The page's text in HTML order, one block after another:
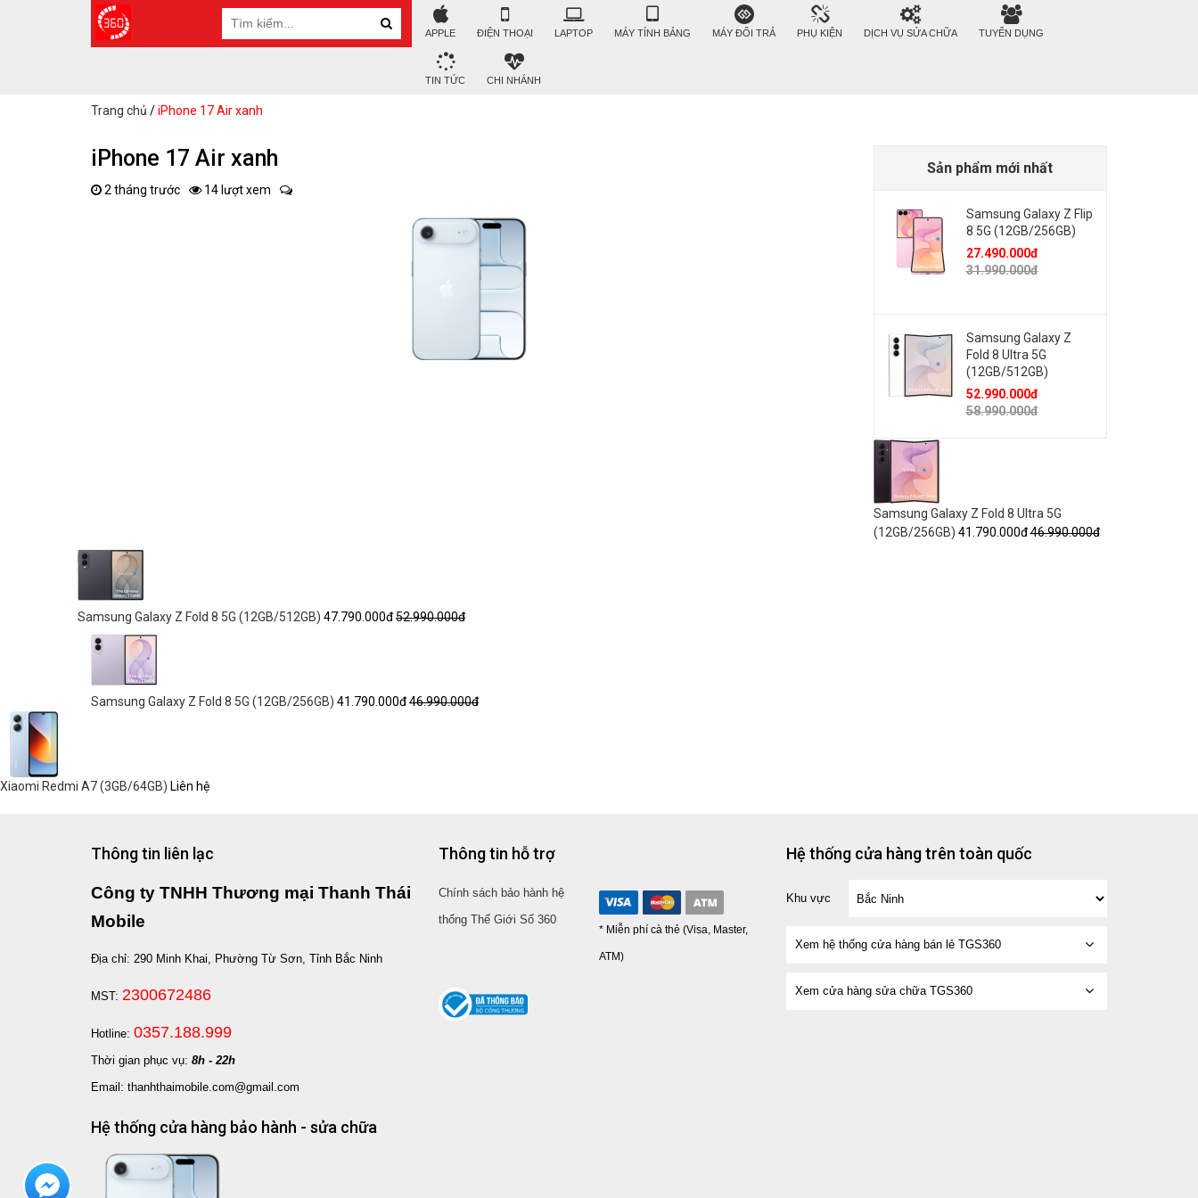
APPLE ĐIỆN THOẠI LAPTOP MÁY TÍNH BẢNG MÁY ĐỔI TRẢ PHỤ KIỆN DỊCH VỤ SỬA CHỮA TUYỂN DỤNG
TIN TỨC CHI NHÁNH
Trang chủ /iPhone 17 Air xanh
iPhone 17 Air xanh
2 tháng trước 14 lượt xem
Sản phẩm mới nhất
Samsung Galaxy Z Flip
8 5G (12GB/256GB)
27.490.000đ
31.990.000đ
Samsung Galaxy Z
Fold 8 Ultra 5G
(12GB/512GB)
52.990.000đ
58.990.000đ
Samsung Galaxy Z Fold 8 Ultra 5G
(12GB/256GB) 41.790.000đ46.990.000đ
Samsung Galaxy Z Fold 8 5G (12GB/512GB) 47.790.000đ52.990.000đ
Samsung Galaxy Z Fold 8 5G (12GB/256GB) 41.790.000đ46.990.000đ
Xiaomi Redmi A7 (3GB/64GB) Liên hệ
Thông tin liên lạc
Công ty TNHH Thương mại Thanh Thái
Mobile
Địa chỉ: 290 Minh Khai, Phường Từ Sơn, Tỉnh Bắc Ninh
MST: 2300672486
Hotline: 0357.188.999
Thời gian phục vụ: 8h - 22h
Email: thanhthaimobile.com@gmail.com
Hệ thống cửa hàng bảo hành - sửa chữa
Thông tin hỗ trợ
Chính sách bảo hành hệ
thống Thế Giới Số 360
* Miễn phí cà thẻ (Visa, Master,
ATM)
Hệ thống cửa hàng trên toàn quốc
Khu vực
Xem hệ thống cửa hàng bán lẻ TGS360
Xem cửa hàng sửa chữa TGS360